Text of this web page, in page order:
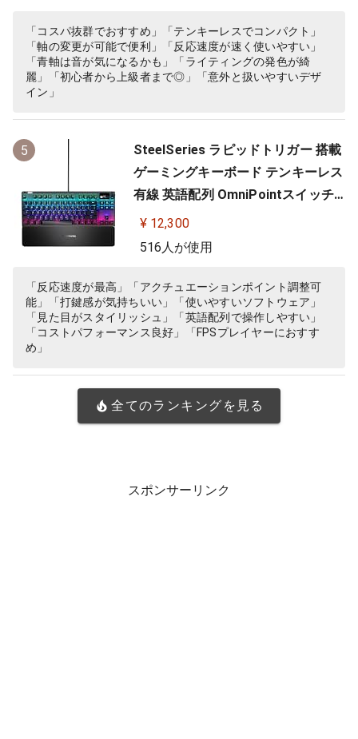
】
「コスパ抜群でおすすめ」「テンキーレスでコンパクト」
「軸の変更が可能で便利」「反応速度が速く使いやすい」
「青軸は音が気になるかも」「ライティングの発色が綺
麗」「初心者から上級者まで◎」「意外と扱いやすいデザ
イン」
5
SteelSeries ラピッドトリガー 搭載
ゲーミングキーボード テンキーレス
有線 英語配列 OmniPointスイッチ
有機ELディスプレイ搭載 Apex Pro
TKL US 64734 ブラック
¥ 12,300
516人が使用
「反応速度が最高」「アクチュエーションポイント調整可
能」「打鍵感が気持ちいい」「使いやすいソフトウェア」
「見た目がスタイリッシュ」「英語配列で操作しやすい」
「コストパフォーマンス良好」「FPSプレイヤーにおすす
め」
全てのランキングを見る
スポンサーリンク